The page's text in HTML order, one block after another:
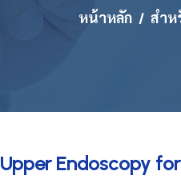
หน้าหลัก สำ
Upper Endoscopy